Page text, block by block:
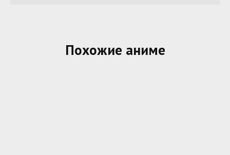
Похожие аниме